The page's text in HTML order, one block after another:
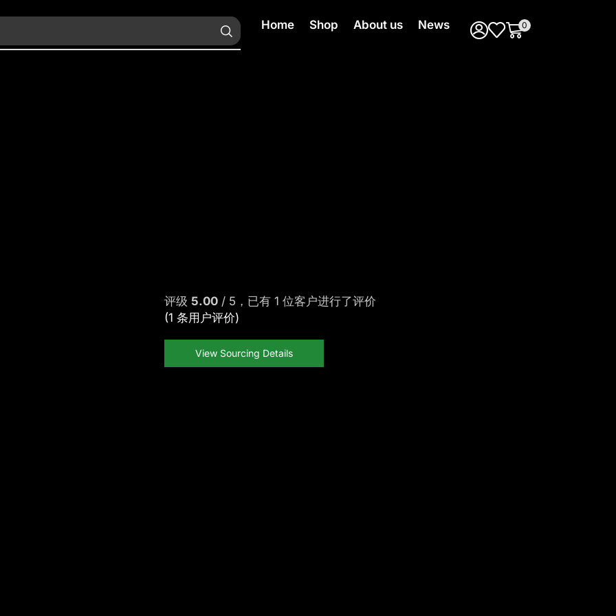
Home Shop About us News 0
评级 5.00 / 5，已有 1 位客户进行了评价
(1 条用户评价)
View Sourcing Details